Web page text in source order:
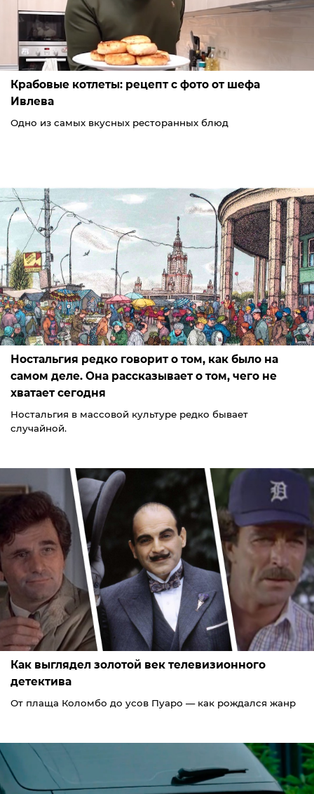
Крабовые котлеты: рецепт с фото от шефа
Ивлева
Одно из самых вкусных ресторанных блюд
Ностальгия редко говорит о том, как было на
самом деле. Она рассказывает о том, чего не
хватает сегодня
Ностальгия в массовой культуре редко бывает
случайной.
Как выглядел золотой век телевизионного
детектива
От плаща Коломбо до усов Пуаро — как рождался жанр